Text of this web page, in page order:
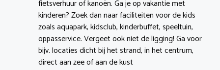
fietsverhuur of kanoën. Ga je op vakantie met
kinderen? Zoek dan naar faciliteiten voor de kids
zoals aquapark, kidsclub, kinderbuffet, speeltuin,
oppasservice. Vergeet ook niet de ligging! Ga voor
bijv. locaties dicht bij het strand, in het centrum,
direct aan zee of aan de kust